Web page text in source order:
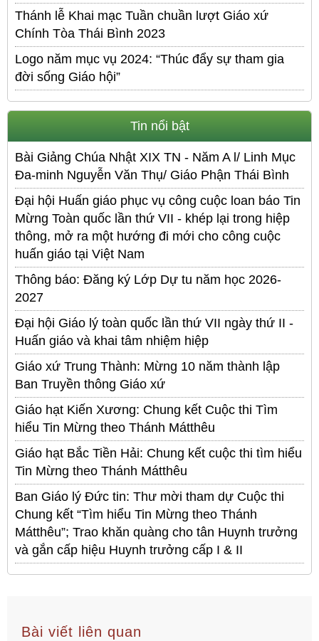
Thánh lễ Khai mạc Tuần chuần lượt Giáo xứ
Chính Tòa Thái Bình 2023
Logo năm mục vụ 2024: “Thúc đẩy sự tham gia
đời sống Giáo hội”
Tin nổi bật
Bài Giảng Chúa Nhật XIX TN - Năm A l/ Linh Mục
Đa-minh Nguyễn Văn Thụ/ Giáo Phận Thái Bình
Đại hội Huấn giáo phục vụ công cuộc loan báo Tin
Mừng Toàn quốc lần thứ VII - khép lại trong hiệp
thông, mở ra một hướng đi mới cho công cuộc
huấn giáo tại Việt Nam
Thông báo: Đăng ký Lớp Dự tu năm học 2026-
2027
Đại hội Giáo lý toàn quốc lần thứ VII ngày thứ II -
Huấn giáo và khai tâm nhiệm hiệp
Giáo xứ Trung Thành: Mừng 10 năm thành lập
Ban Truyền thông Giáo xứ
Giáo hạt Kiến Xương: Chung kết Cuộc thi Tìm
hiểu Tin Mừng theo Thánh Mátthêu
Giáo hạt Bắc Tiền Hải: Chung kết cuộc thi tìm hiểu
Tin Mừng theo Thánh Mátthêu
Ban Giáo lý Đức tin: Thư mời tham dự Cuộc thi
Chung kết “Tìm hiểu Tin Mừng theo Thánh
Mátthêu”; Trao khăn quàng cho tân Huynh trưởng
và gắn cấp hiệu Huynh trưởng cấp I & II
Bài viết liên quan